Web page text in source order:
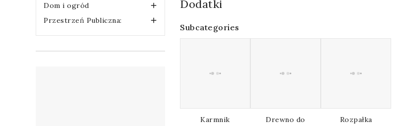
Dom i ogród

Przestrzeń Publiczna:

Dodatki
Subcategories
Karmnik
Drewno do
Rozpałka